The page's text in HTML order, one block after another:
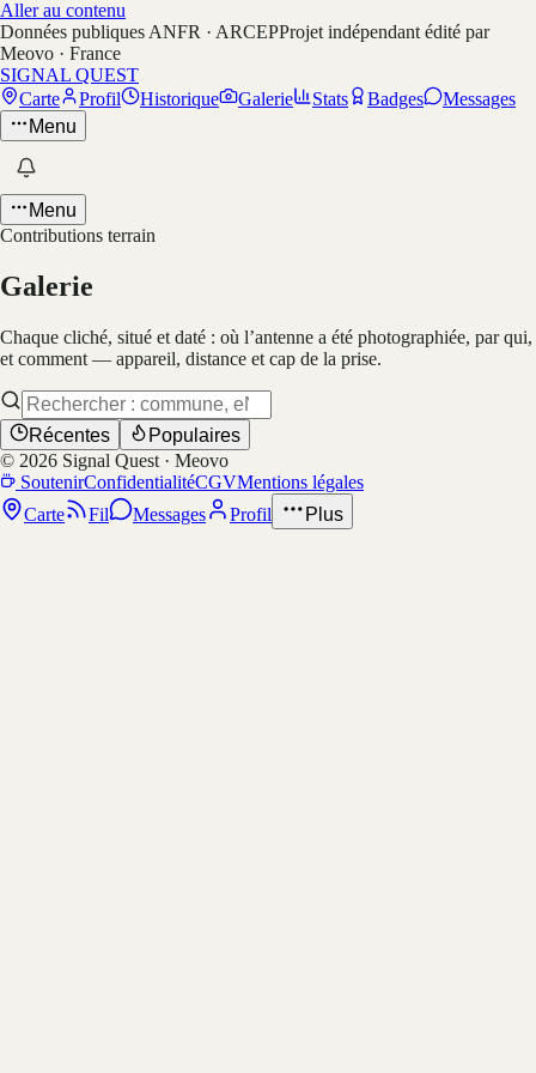
Aller au contenu
Données publiques ANFR · ARCEPProjet indépendant édité par
Meovo · France
SIGNAL QUEST
Carte
Profil Historique Galerie Stats Badges
Messages
Menu
Menu
Contributions terrain
Galerie
Chaque cliché, situé et daté : où l’antenne a été photographiée, par qui,
et comment — appareil, distance et cap de la prise.
Récentes
Populaires
© 2026 Signal Quest · Meovo
SoutenirConfidentialitéCGVMentions légales
Carte
Fil Messages Profil Plus